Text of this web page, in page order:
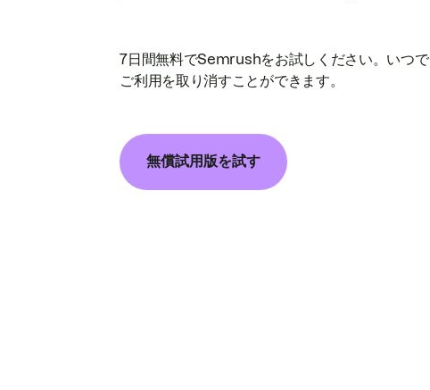
7日間無料でSemrushをお試しください。いつ
ご利用を取り消すことができます。
無償試用版を試す